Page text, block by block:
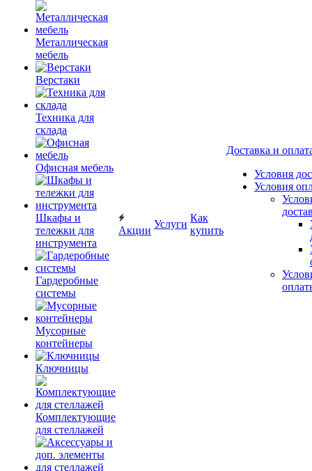
Металлическая
мебель
Верстаки
Техника для
склада
Офисная мебель
Шкафы и
тележки для
инструмента
Гардеробные
системы
Мусорные
контейнеры
Ключницы
Комплектующие
для стеллажей
Акции
Услуги
Как
купить
Доставка и
Условия
Условия